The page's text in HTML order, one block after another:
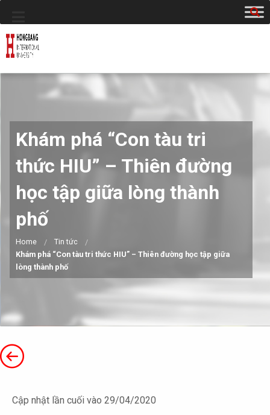
Khám phá “Con tàu tri
thức HIU” – Thiên đường
học tập giữa lòng thành
phố
Home
Tin tức
Khám phá “Con tàu tri thức HIU” – Thiên đường học tập giữa
lòng thành phố
Cập nhật lần cuối vào 29/04/2020